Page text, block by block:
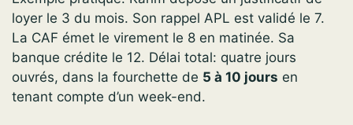
loyer le 3 du mois. Son rappel APL est validé le 7.
La CAF émet le virement le 8 en matinée. Sa
banque crédite le 12. Délai total: quatre jours
ouvrés, dans la fourchette de 5 à 10 jours en
tenant compte d’un week-end.